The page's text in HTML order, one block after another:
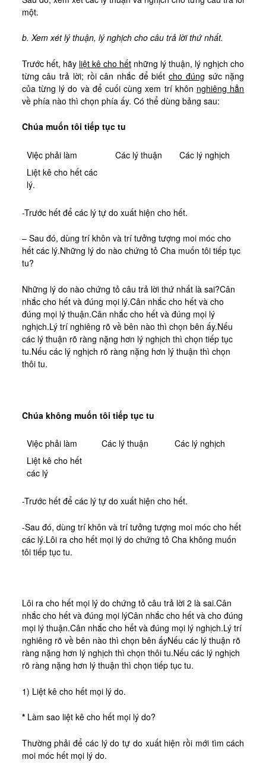
một.
b. Xem xét lý thuận, lý nghịch cho câu trả lời thứ nhất.
Trước hết, hãy liệt kê cho hết những lý thuận, lý nghịch cho
từng câu trả lời; rồi cân nhắc để biếtcho đúng sức nặng
của từng lý do và để cuối cùng xem trí khôn nghiêng hẳn
về phía nào thì chọn phía ấy. Có thể dùng bảng sau:
Chúa muốn tôi tiếp tục tu
Việc phải làm Các lý thuận
Các lý nghịch
Liệt kê cho hết các
lý.
-Trước hết để các lý tự do xuất hiện cho hết.
– Sau đó, dùng trí khôn và trí tưởng tượng moi móc cho
hết các lý.Những lý do nào chứng tỏ Cha muốn tôi tiếp tục
tu?
Những lý do nào chứng tỏ câu trả lời thứ nhất là sai?Cân
nhắc cho hết và đúng mọi lý.Cân nhắc cho hết và cho
đúng mọi lý thuận.Cân nhắc cho hết và đúng mọi lý
nghịch.Lý trí nghiêng rõ về bên nào thì chọn bên ấy.Nếu
các lý thuận rõ ràng nặng hơn lý nghịch thì chọn tiếp tục
tu.Nếu các lý nghịch rõ ràng nặng hơn lý thuận thì chọn
thôi tu.
Chúa không muốn tôi tiếp tục tu
Việc phải làm Các lý thuận
Các lý nghịch
Liệt kê cho hết
các lý
-Trước hết để các lý tự do xuất hiện cho hết.
-Sau đó, dùng trí khôn và trí tưởng tượng moi móc cho hết
các lý.Lôi ra cho hết mọi lý do chứng tỏ Cha không muốn
tôi tiếp tục tu.
Lôi ra cho hết mọi lý do chứng tỏ câu trả lời 2 là sai.Cân
nhắc cho hết và đúng mọi lýCân nhắc cho hết và cho đúng
mọi lý thuận.Cân nhắc cho hết và đúng mọi lý nghịch.Lý trí
nghiêng rõ về bên nào thì chọn bên ấyNếu các lý thuận rõ
ràng nặng hơn lý nghịch thì chọn thôi tu.Nếu các lý nghịch
rõ ràng nặng hơn lý thuận thì chọn tiếp tục tu.
1) Liệt kê cho hết mọi lý do.
*Làm sao liệt kê cho hết mọi lý do?
Thường phải để các lý do tự do xuất hiện rồi mới tìm cách
moi móc hết mọi lý do.